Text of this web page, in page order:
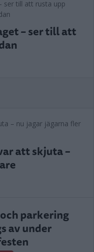
– ser till att
att skjuta –
parkering
av under